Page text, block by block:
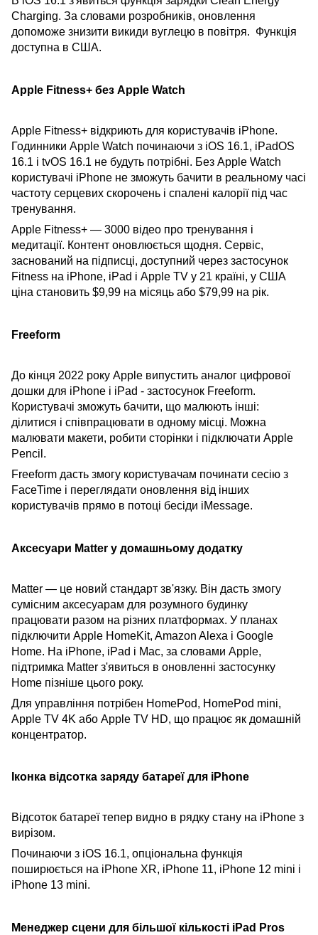
Charging. За словами розробників, оновлення
допоможе знизити викиди вуглецю в повітря. Функція
доступна в США.
Apple Fitness+ без Apple Watch
Apple Fitness+ відкриють для користувачів iPhone.
Годинники Apple Watch починаючи з iOS 16.1, iPadOS
16.1 і tvOS 16.1 не будуть потрібні. Без Apple Watch
користувачі iPhone не зможуть бачити в реальному часі
частоту серцевих скорочень і спалені калорії під час
тренування.
Apple Fitness+ — 3000 відео про тренування і
медитації. Контент оновлюється щодня. Сервіс,
заснований на підписці, доступний через застосунок
Fitness на iPhone, iPad і Apple TV у 21 країні, у США
ціна становить $9,99 на місяць або $79,99 на рік.
Freeform
До кінця 2022 року Apple випустить аналог цифрової
дошки для iPhone і iPad - застосунок Freeform.
Користувачі зможуть бачити, що малюють інші:
ділитися і співпрацювати в одному місці. Можна
малювати макети, робити сторінки і підключати Apple
Pencil.
Freeform дасть змогу користувачам починати сесію з
FaceTime і переглядати оновлення від інших
користувачів прямо в потоці бесіди iMessage.
Аксесуари Matter у домашньому додатку
Matter — це новий стандарт зв'язку. Він дасть змогу
сумісним аксесуарам для розумного будинку
працювати разом на різних платформах. У планах
підключити Apple HomeKit, Amazon Alexa і Google
Home. На iPhone, iPad і Mac, за словами Apple,
підтримка Matter з'явиться в оновленні застосунку
Home пізніше цього року.
Для управління потрібен HomePod, HomePod mini,
Apple TV 4K або Apple TV HD, що працює як домашній
концентратор.
Іконка відсотка заряду батареї для iPhone
Відсоток батареї тепер видно в рядку стану на iPhone з
вирізом.
Починаючи з iOS 16.1, опціональна функція
поширюється на iPhone XR, iPhone 11, iPhone 12 mini і
iPhone 13 mini.
Менеджер сцени для більшої кількості iPad Pros